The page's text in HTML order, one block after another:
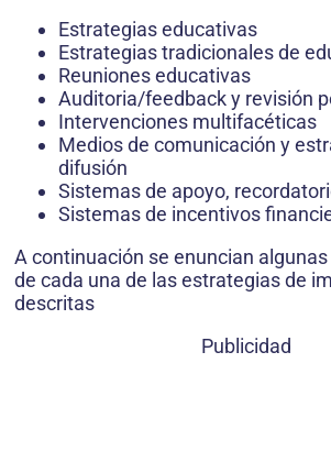
Estrategias educativas
Estrategias tradicionales de
Reuniones educativas
Auditoria/feedback y revisión
Intervenciones multifacéticas
Medios de comunicación y
difusión
Sistemas de apoyo,
Sistemas de incentivos
A continuación se enuncian
de cada una de las estrategias de
descritas
Publicidad